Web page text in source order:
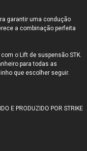
garantir uma condução
a combinação perfeita
o Lift de suspensão STK.
para todas as
que escolher seguir.
E PRODUZIDO POR STRIKE